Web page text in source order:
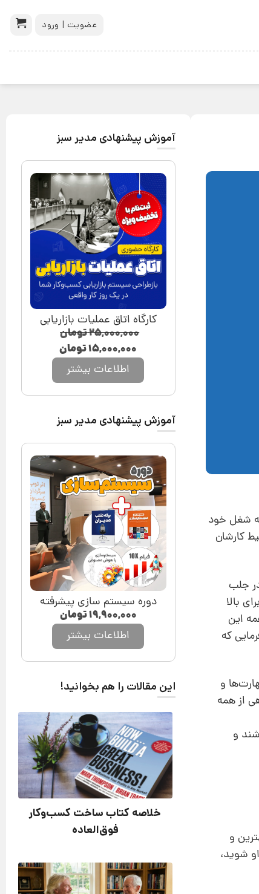
عضویت | ورود
شغل خود
کارشان
جلب
بالا
این
که
و
از همه
و
و
شوید،
آموزش پیشنهادی مدیر سبز
کارگاه اتاق عملیات بازاریابی
۲۵,۰۰۰,۰۰۰تومان
۱۵,۰۰۰,۰۰۰تومان
اطلاعات بیشتر
آموزش پیشنهادی مدیر سبز
دوره سیستم سازی پیشرفته
۱۹,۹۰۰,۰۰۰تومان
اطلاعات بیشتر
این مقالات را هم بخوانید!
خلاصه کتاب ساخت کسب‌وکار
فوق‌العاده